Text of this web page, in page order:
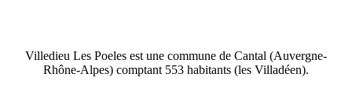
Villedieu Les Poeles est une commune de Cantal (Auvergne-
Rhône-Alpes) comptant 553 habitants (les Villadéen).